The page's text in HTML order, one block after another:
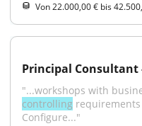
Von 22.000,00 € bis
Principal Consultant
controlling
Configure..."